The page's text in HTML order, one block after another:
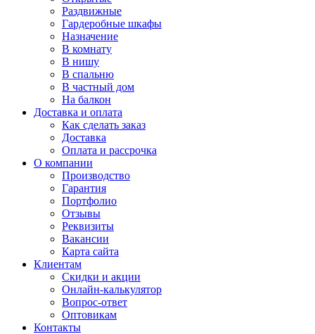
Раздвижные
Гардеробные шкафы
Назначение
В комнату
В нишу
В спальню
В частный дом
На балкон
Доставка и оплата
Как сделать заказ
Доставка
Оплата и рассрочка
О компании
Производство
Гарантия
Портфолио
Отзывы
Реквизиты
Вакансии
Карта сайта
Клиентам
Скидки и акции
Онлайн-калькулятор
Вопрос-ответ
Оптовикам
Контакты